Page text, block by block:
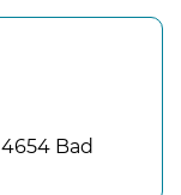
Bad